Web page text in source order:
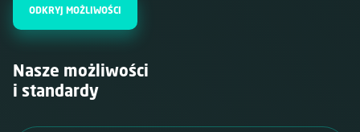
ODKRYJ MOŻLIWOŚCI
Nasze możliwości
i standardy